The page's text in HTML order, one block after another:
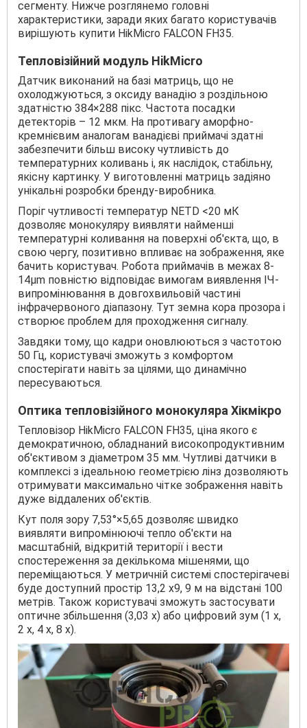
сегменту. Нижче розглянемо головні
характеристики, заради яких багато користувачів
вирішують купити HikMicro FALCON FH35.
Тепловізійний модуль HikMicro
Датчик виконаний на базі матриць, що не
охолоджуються, з оксиду ванадію з роздільною
здатністю 384×288 пікс. Частота посадки
детекторів – 12 мкм. На противагу аморфно-
кремнієвим аналогам ванадієві приймачі здатні
забезпечити більш високу чутливість до
температурних коливань і, як наслідок, стабільну,
якісну картинку. У виготовленні матриць задіяно
унікальні розробки бренду-виробника.
Поріг чутливості температур NETD <20 мК
дозволяє монокуляру виявляти найменші
температурні коливання на поверхні об'єкта, що, в
свою чергу, позитивно впливає на зображення, яке
бачить користувач. Робота приймачів в межах 8-
14μm повністю відповідає вимогам виявлення ІЧ-
випромінювання в довгохвильовій частині
інфрачервоного діапазону. Тут земна кора прозора і
створює проблем для проходження сигналу.
Завдяки тому, що кадри оновлюються з частотою
50 Гц, користувачі зможуть з комфортом
спостерігати навіть за цілями, що динамічно
пересуваються.
Оптика тепловізійного монокуляра Хікмікро
Тепловізор HikMicro FALCON FH35, ціна якого є
демократичною, обладнаний високопродуктивним
об'єктивом з діаметром 35 мм. Чутливі датчики в
комплексі з ідеальною геометрією лінз дозволяють
отримувати максимально чітке зображення навіть
дуже віддалених об'єктів.
Кут поля зору 7,53°×5,65 дозволяє швидко
виявляти випромінюючі тепло об'єкти на
масштабній, відкритій території і вести
спостереження за декількома мішенями, що
переміщаються. У метричній системі спостерігачеві
буде доступний простір 13,2 х9, 9 м на відстані 100
метрів. Також користувачі зможуть застосувати
оптичне збільшення (3,03 х) або цифровий зум (1 х,
2 х, 4 х, 8 х).